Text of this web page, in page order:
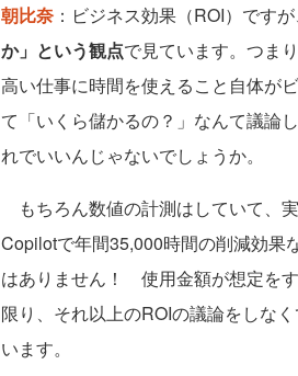
朝比奈 ：ビジネス効果（ROI）です
か」という観点で見ています。つま
高い仕事に時間を使えること自体が
て「いくら儲かるの？」なんて議論
れでいいんじゃないでしょうか。
もちろん数値の計測はしていて、
Copilotで年間35,000時間の削減効果
はありません！ 使用金額が想定を
限り、それ以上のROIの議論をしな
います。